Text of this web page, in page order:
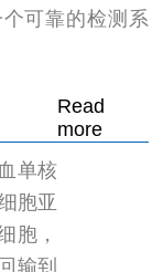
可靠的检测系
单核
胞亚
胞，
输到
Read
more